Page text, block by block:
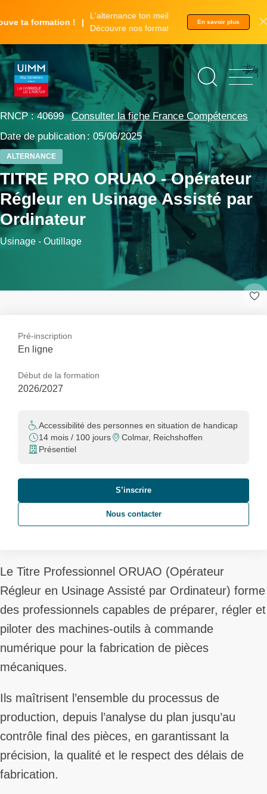
au
principal
ta formation !
L'alternance ton meilleur tremplin.
Découvre nos formations.
En savoir plus
©
Adrien
Berthet
RNCP : 40699 Consulter la fiche France Compétences
Date de publication : 05/06/2025
ALTERNANCE
TITRE PRO ORUAO - Opérateur
Régleur en Usinage Assisté par
Ordinateur
Usinage - Outillage
Le Titre Professionnel ORUAO (Opérateur
Régleur en Usinage Assisté par Ordinateur) forme
des professionnels capables de préparer, régler et
piloter des machines-outils à commande
numérique pour la fabrication de pièces
mécaniques.
Ils maîtrisent l’ensemble du processus de
production, depuis l’analyse du plan jusqu’au
contrôle final des pièces, en garantissant la
précision, la qualité et le respect des délais de
fabrication.
Pré-inscription
En ligne
Début de la formation
2026/2027
Accessibilité des personnes en situation de handicap
14 mois / 100 jours
Colmar, Reichshoffen
Présentiel
S’inscrire
Nous contacter